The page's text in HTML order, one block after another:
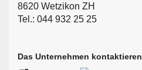
8620 Wetzikon ZH
Tel.: 044 932 25 25
Das Unternehmen kontaktieren